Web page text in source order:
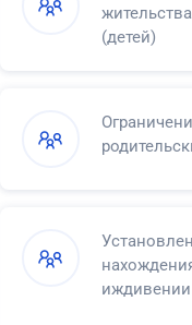
(детей)
иждивении